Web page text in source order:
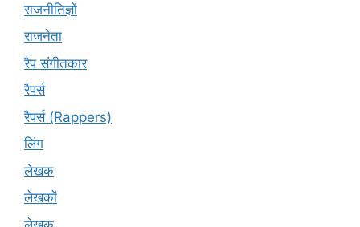
राजनीतिज्ञों
राजनेता
रैप संगीतकार
रैपर्स
रैपर्स (Rappers)
लिंग
लेखक
लेखकों